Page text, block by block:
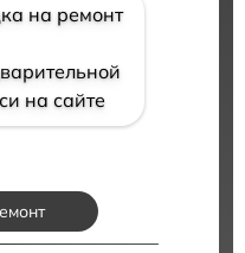
на ремонт
на сайте